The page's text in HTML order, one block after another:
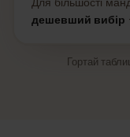
дешевший вибір
Гортай